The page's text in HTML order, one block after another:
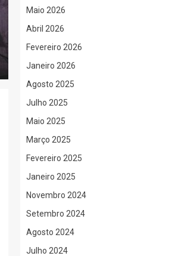
Maio 2026
Abril 2026
Fevereiro 2026
Janeiro 2026
Agosto 2025
Julho 2025
Maio 2025
Março 2025
Fevereiro 2025
Janeiro 2025
Novembro 2024
Setembro 2024
Agosto 2024
Julho 2024